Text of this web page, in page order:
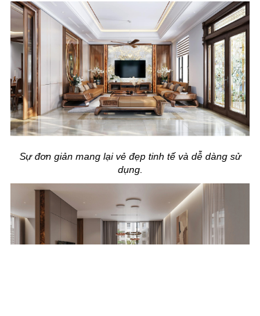
Sự đơn giản mang lại vẻ đẹp tinh tế và dễ dàng sử
dụng.